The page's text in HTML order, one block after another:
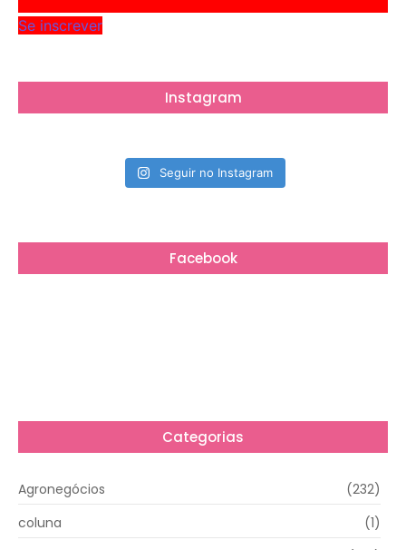
Se inscrever
Instagram
Seguir no Instagram
Facebook
Categorias
Agronegócios
(232)
coluna
(1)